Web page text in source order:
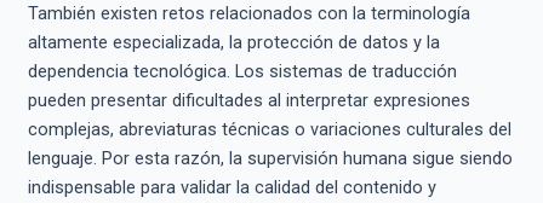
También existen retos relacionados con la terminología
altamente especializada, la protección de datos y la
dependencia tecnológica. Los sistemas de traducción
pueden presentar dificultades al interpretar expresiones
complejas, abreviaturas técnicas o variaciones culturales del
lenguaje. Por esta razón, la supervisión humana sigue siendo
indispensable para validar la calidad del contenido y